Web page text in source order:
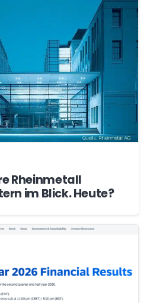
Rheinmetall
im Blick. Heute?